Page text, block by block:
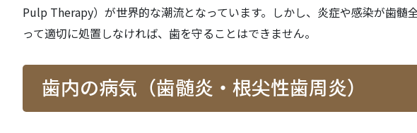
Pulp Therapy）が世界的な潮流となっています。しかし、炎症や感染が歯髄
って適切に処置しなければ、歯を守ることはできません。
歯内の病気（歯髄炎・根尖性歯周炎）